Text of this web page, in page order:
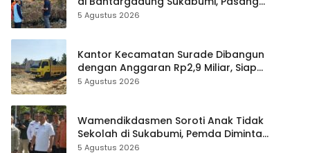
Spanduk Larangan
5 Agustus 2026
Kantor Kecamatan Surade Dibangun
dengan Anggaran Rp2,9 Miliar, Siap
Hadirkan Layanan Lebih Optimal
5 Agustus 2026
Wamendikdasmen Soroti Anak Tidak
Sekolah di Sukabumi, Pemda Diminta
Perkuat Kolaborasi Pendidikan
5 Agustus 2026